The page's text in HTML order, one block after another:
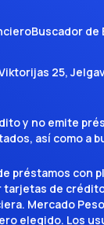
Buscador de
25,
y no emite
así como a
con
tarjetas de
Mercado
elegido. Los